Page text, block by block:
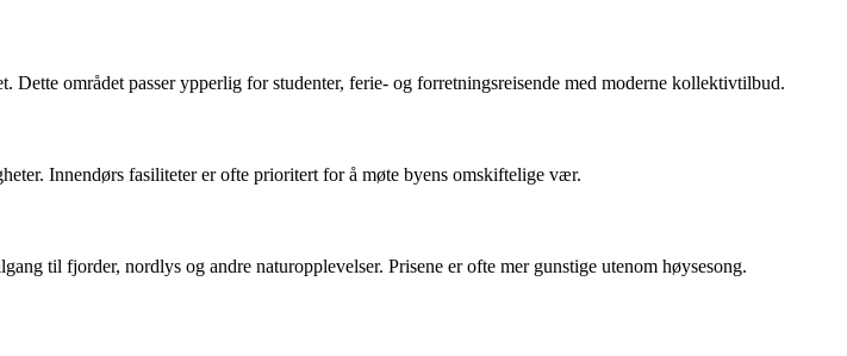
området passer ypperlig for studenter, ferie- og forretningsreisende med moderne kollektivtilbud.
Innendørs fasiliteter er ofte prioritert for å møte byens omskiftelige vær.
til fjorder, nordlys og andre naturopplevelser. Prisene er ofte mer gunstige utenom høysesong.